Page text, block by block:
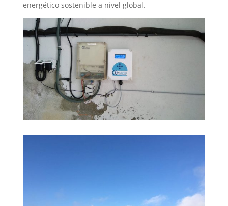
energético sostenible a nivel global.